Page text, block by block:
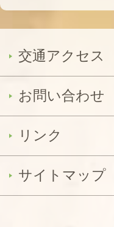
交通アクセス
お問い合わせ
リンク
サイトマップ